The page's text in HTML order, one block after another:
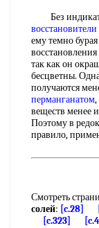
Без
ему темно бурая
так как он
бесцветны.
получаются
перманганатом,
веществ менее
Поэтому в
правило,
Смотреть
солей: [c.28]
[c.323]